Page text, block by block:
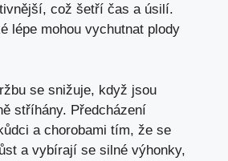
což šetří čas a úsilí.
lépe mohou vychutnat plody
se snižuje, když jsou
stříhány. Předcházení
a chorobami tím, že se
a vybírají se silné výhonky,